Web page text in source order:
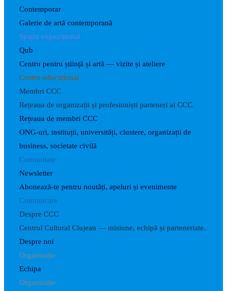
Contemporar
Galerie de artă contemporană
Spațiu expozițional
Qub
Centru pentru știință și artă — vizite și ateliere
Centru educațional
Membri CCC
Rețeaua de organizații și profesioniști parteneri ai CCC.
Rețeaua de membri CCC
ONG-uri, instituții, universități, clustere, organizații de
business, societate civilă
Comunitate
Newsletter
Abonează-te pentru noutăți, apeluri și evenimente
Comunicare
Despre CCC
Centrul Cultural Clujean — misiune, echipă și parteneriate.
Despre noi
Organizație
Echipa
Organizație